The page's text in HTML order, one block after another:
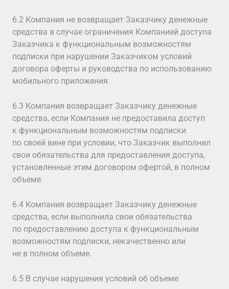
6.2 Компания не возвращает Заказчику денежные
средства в случае ограничения Компанией доступа
Заказчика к функциональным возможностям
подписки при нарушении Заказчиком условий
договора оферты и руководства по использованию
мобильного приложения.
6.3 Компания возвращает Заказчику денежные
средства, если Компания не предоставила доступ
к функциональным возможностям подписки
по своей вине при условии, что Заказчик выполнил
свои обязательства для предоставления доступа,
установленные этим договором офертой, в полном
объеме.
6.4 Компания возвращает Заказчику денежные
средства, если выполнила свои обязательства
по предоставлению доступа к функциональным
возможностям подписки, некачественно или
не в полном объеме.
6.5 В случае нарушения условий об объеме